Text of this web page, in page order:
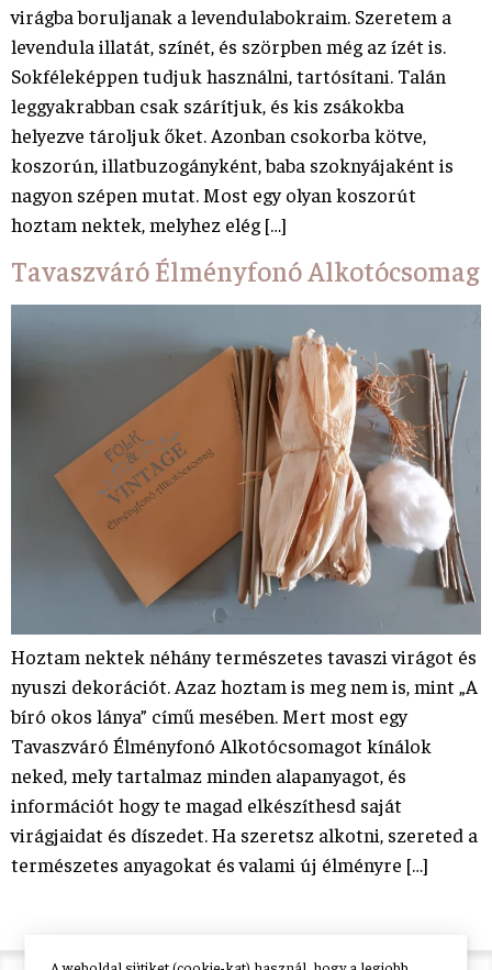
virágba boruljanak a levendulabokraim. Szeretem a
levendula illatát, színét, és szörpben még az ízét is.
Sokféleképpen tudjuk használni, tartósítani. Talán
leggyakrabban csak szárítjuk, és kis zsákokba
helyezve tároljuk őket. Azonban csokorba kötve,
koszorún, illatbuzogányként, baba szoknyájaként is
nagyon szépen mutat. Most egy olyan koszorút
hoztam nektek, melyhez elég […]
Tavaszváró Élményfonó Alkotócsomag
Hoztam nektek néhány természetes tavaszi virágot és
nyuszi dekorációt. Azaz hoztam is meg nem is, mint „A
bíró okos lánya” című mesében. Mert most egy
Tavaszváró Élményfonó Alkotócsomagot kínálok
neked, mely tartalmaz minden alapanyagot, és
információt hogy te magad elkészíthesd saját
virágjaidat és díszedet. Ha szeretsz alkotni, szereted a
természetes anyagokat és valami új élményre […]